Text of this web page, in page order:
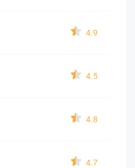
4.9
4.5
4.8
4.7